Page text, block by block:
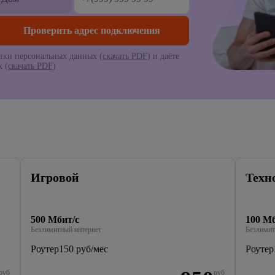
персональных данных (скачать PDF) и даёте
(скачать PDF)
Игровой
500 Мбит/с
Безлимитный интернет
Роутер150 руб/мес
руб
100
Роутер